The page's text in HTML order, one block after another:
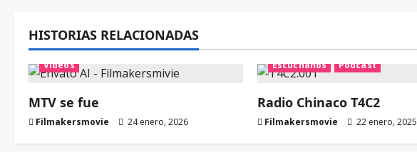
HISTORIAS RELACIONADAS
Artículos Escúchanos
Podcast
Videos
MTV se fue
Filmakersmovie 24 enero, 2026
Escúchanos Podcast
Radio Chinaco T4C2
Filmakersmovie 22 enero, 2025